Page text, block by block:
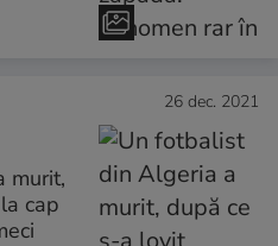
26 dec. 2021
murit,
cap